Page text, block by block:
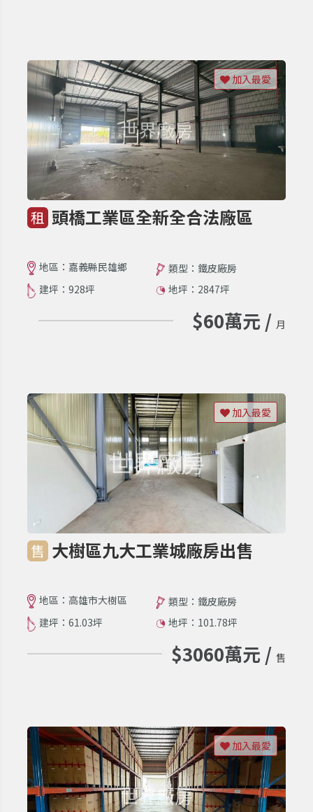
租 頭橋工業區全新全合法廠區
地區：嘉義縣民雄鄉
類型：鐵皮廠房
建坪：928坪
地坪：2847坪
$60萬元 / 月
加入最愛
售 大樹區九大工業城廠房出售
地區：高雄市大樹區
類型：鐵皮廠房
建坪：61.03坪
地坪：101.78坪
$3060萬元 / 售
加入最愛
加入最愛